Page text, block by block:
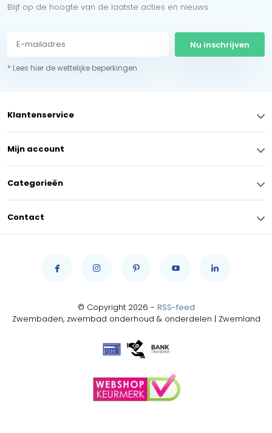
Blijf op de hoogte van de laatste acties en nieuws
Nu inschrijven
* Lees hier de wettelijke beperkingen
Klantenservice
Mijn account
Categorieën
Contact
© Copyright 2026 - RSS-feed
Zwembaden, zwembad onderhoud & onderdelen | Zwemland